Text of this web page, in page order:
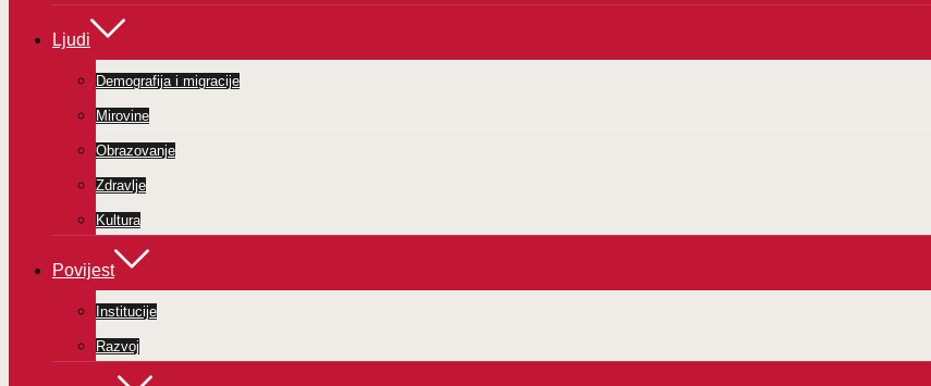
Ljudi
Demografija i migracije
Mirovine
Obrazovanje
Zdravlje
Kultura
Povijest
Institucije
Razvoj